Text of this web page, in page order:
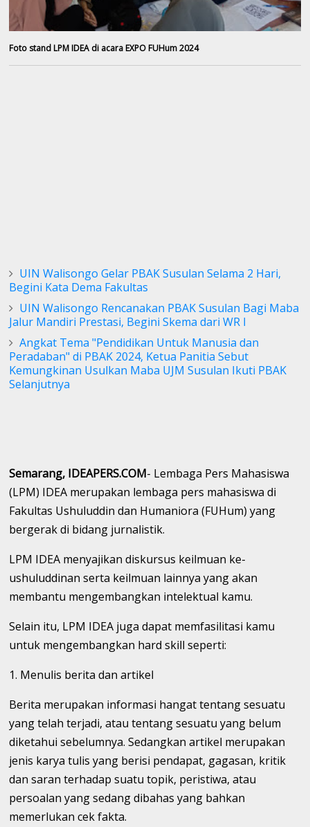
Foto stand LPM IDEA di acara EXPO FUHum 2024
UIN Walisongo Gelar PBAK Susulan Selama 2 Hari,
Begini Kata Dema Fakultas
UIN Walisongo Rencanakan PBAK Susulan Bagi Maba
Jalur Mandiri Prestasi, Begini Skema dari WR I
Angkat Tema "Pendidikan Untuk Manusia dan
Peradaban" di PBAK 2024, Ketua Panitia Sebut
Kemungkinan Usulkan Maba UJM Susulan Ikuti PBAK
Selanjutnya
Semarang, IDEAPERS.COM- Lembaga Pers Mahasiswa
(LPM) IDEA merupakan lembaga pers mahasiswa di
Fakultas Ushuluddin dan Humaniora (FUHum) yang
bergerak di bidang jurnalistik.
LPM IDEA menyajikan diskursus keilmuan ke-
ushuluddinan serta keilmuan lainnya yang akan
membantu mengembangkan intelektual kamu.
Selain itu, LPM IDEA juga dapat memfasilitasi kamu
untuk mengembangkan hard skill seperti:
1. Menulis berita dan artikel
Berita merupakan informasi hangat tentang sesuatu
yang telah terjadi, atau tentang sesuatu yang belum
diketahui sebelumnya. Sedangkan artikel merupakan
jenis karya tulis yang berisi pendapat, gagasan, kritik
dan saran terhadap suatu topik, peristiwa, atau
persoalan yang sedang dibahas yang bahkan
memerlukan cek fakta.